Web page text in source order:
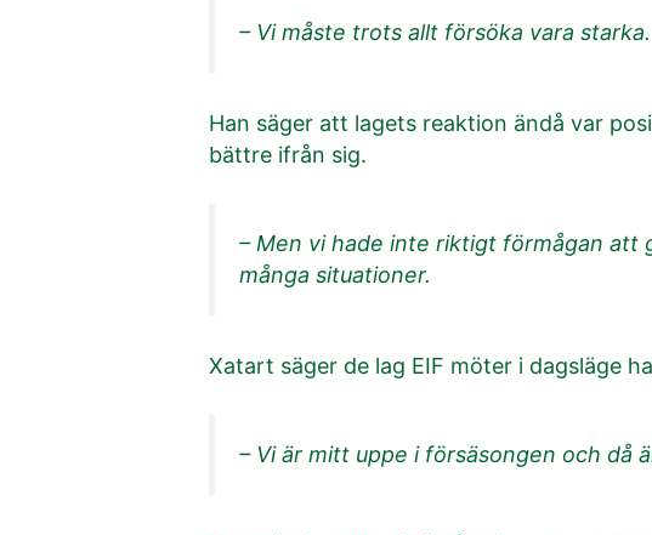
– Vi måste trots allt försöka vara starka.
Han säger att lagets reaktion ändå var
bättre ifrån sig.
– Men vi hade inte riktigt förmågan att
många situationer.
Xatart säger de lag EIF möter i dagsläge
– Vi är mitt uppe i försäsongen och då